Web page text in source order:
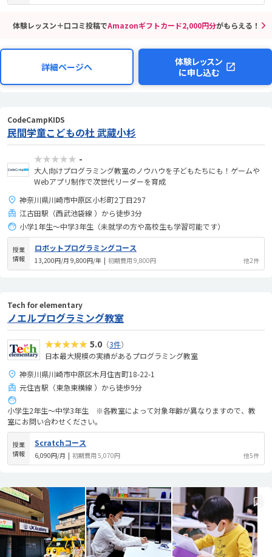
体験レッスン＋口コミ投稿でAmazonギフトカード2,000円分がもらえる！
詳細ページへ
体験レッスン
に申し込む
CodeCampKIDS
民間学童こどもの杜 武蔵小杉
★★★★★ -
大人向けプログラミング教室のノウハウを子どもたちにも！ゲームや
Webアプリ制作で次世代リーダーを育成
神奈川県川崎市中原区小杉町2丁目297
江古田駅（西武池袋線 ）から徒歩3分
小学1年生〜中学3年生（未就学の方や高校生も学習可能です）
授業
情報
ロボットプログラミングコース
13,200円/月 9,800円/年 | 初期費用 9,800円 他2件
Tech for elementary
ノエルプログラミング教室
★★★★★ 5.0 （3件）
日本最大規模の実績があるプログラミング教室
神奈川県川崎市中原区木月住吉町18-22-1
元住吉駅（東急東横線 ）から徒歩9分
小学生2年生～中学3年生 ※各教室によって対象年齢が異なりますので、教
室にお問い合わせください。
授業
情報
Scratchコース
6,090円/月 | 初期費用 5,070円 他5件